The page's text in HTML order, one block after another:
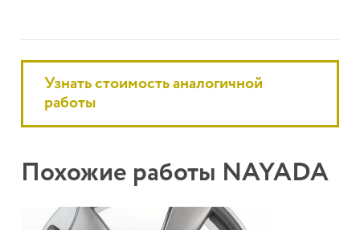
Узнать стоимость аналогичной
работы
Похожие работы NAYADA